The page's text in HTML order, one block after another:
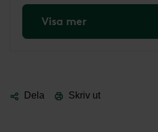
Visa mer
Dela Skriv ut